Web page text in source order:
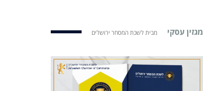
מגזין עסקי מבית לשכת המסחר ירושלים